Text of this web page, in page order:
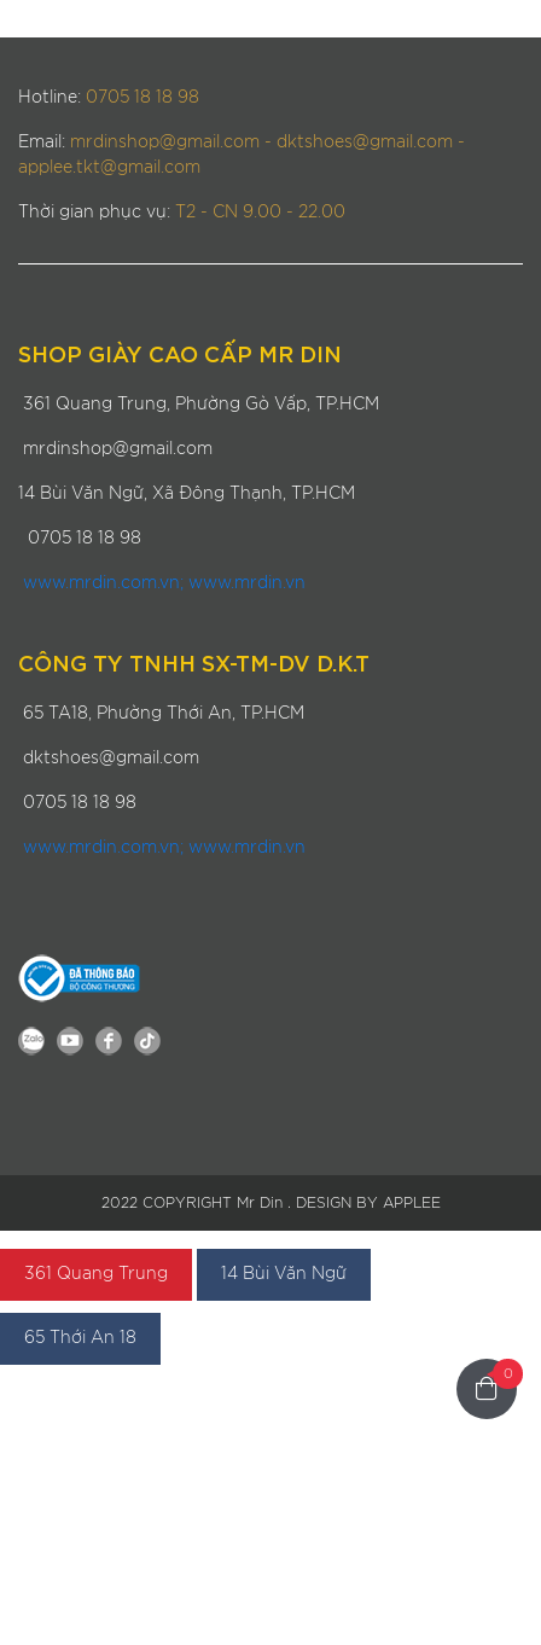
Hotline: 0705 18 18 98
Email: mrdinshop@gmail.com - dktshoes@gmail.com -
applee.tkt@gmail.com
Thời gian phục vụ: T2 - CN 9.00 - 22.00
SHOP GIÀY CAO CẤP MR DIN
361 Quang Trung, Phường Gò Vấp, TP.HCM
mrdinshop@gmail.com
14 Bùi Văn Ngữ, Xã Đông Thạnh, TP.HCM
0705 18 18 98
www.mrdin.com.vn; www.mrdin.vn
CÔNG TY TNHH SX-TM-DV D.K.T
65 TA18, Phường Thới An, TP.HCM
dktshoes@gmail.com
0705 18 18 98
www.mrdin.com.vn; www.mrdin.vn
2022 COPYRIGHT Mr Din . DESIGN BY APPLEE
0
361 Quang Trung 14 Bùi Văn Ngữ
65 Thới An 18